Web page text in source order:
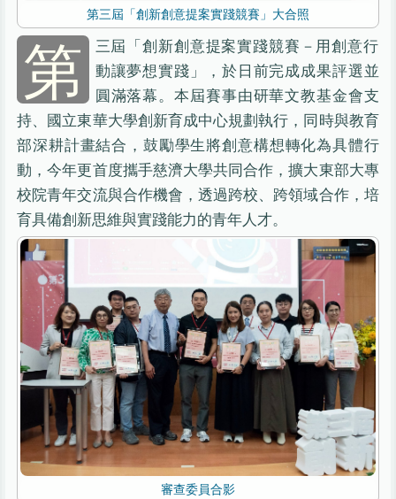
第三屆「創新創意提案實踐競賽」大合照
第
三屆「創新創意提案實踐競賽－用創意行
動讓夢想實踐」，於日前完成成果評選並
圓滿落幕。本屆賽事由研華文教基金會支
持、國立東華大學創新育成中心規劃執行，同時與教育
部深耕計畫結合，鼓勵學生將創意構想轉化為具體行
動，今年更首度攜手慈濟大學共同合作，擴大東部大專
校院青年交流與合作機會，透過跨校、跨領域合作，培
育具備創新思維與實踐能力的青年人才。
審查委員合影